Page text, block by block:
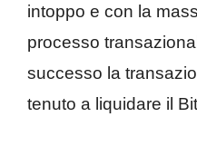
intoppo e con la
processo
successo la
tenuto a liquidare il